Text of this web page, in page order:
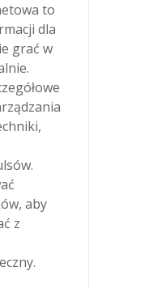
to
dla
grać w
aby
z